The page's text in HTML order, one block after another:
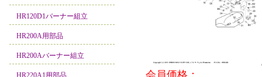
HR120D1バーナー組立
HR200A用部品
HR200Aバーナー組立
HR220A1用部品